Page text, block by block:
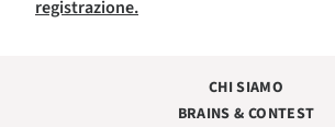
registrazione.
CHI SIAMO
BRAINS & CONTEST